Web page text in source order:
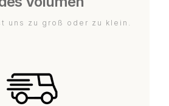
uns zu groß oder zu klein.